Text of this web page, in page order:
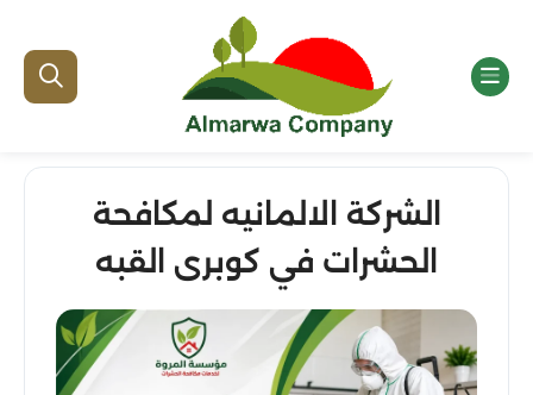
الشركة الالمانيه لمكافحة
الحشرات في كوبرى القبه